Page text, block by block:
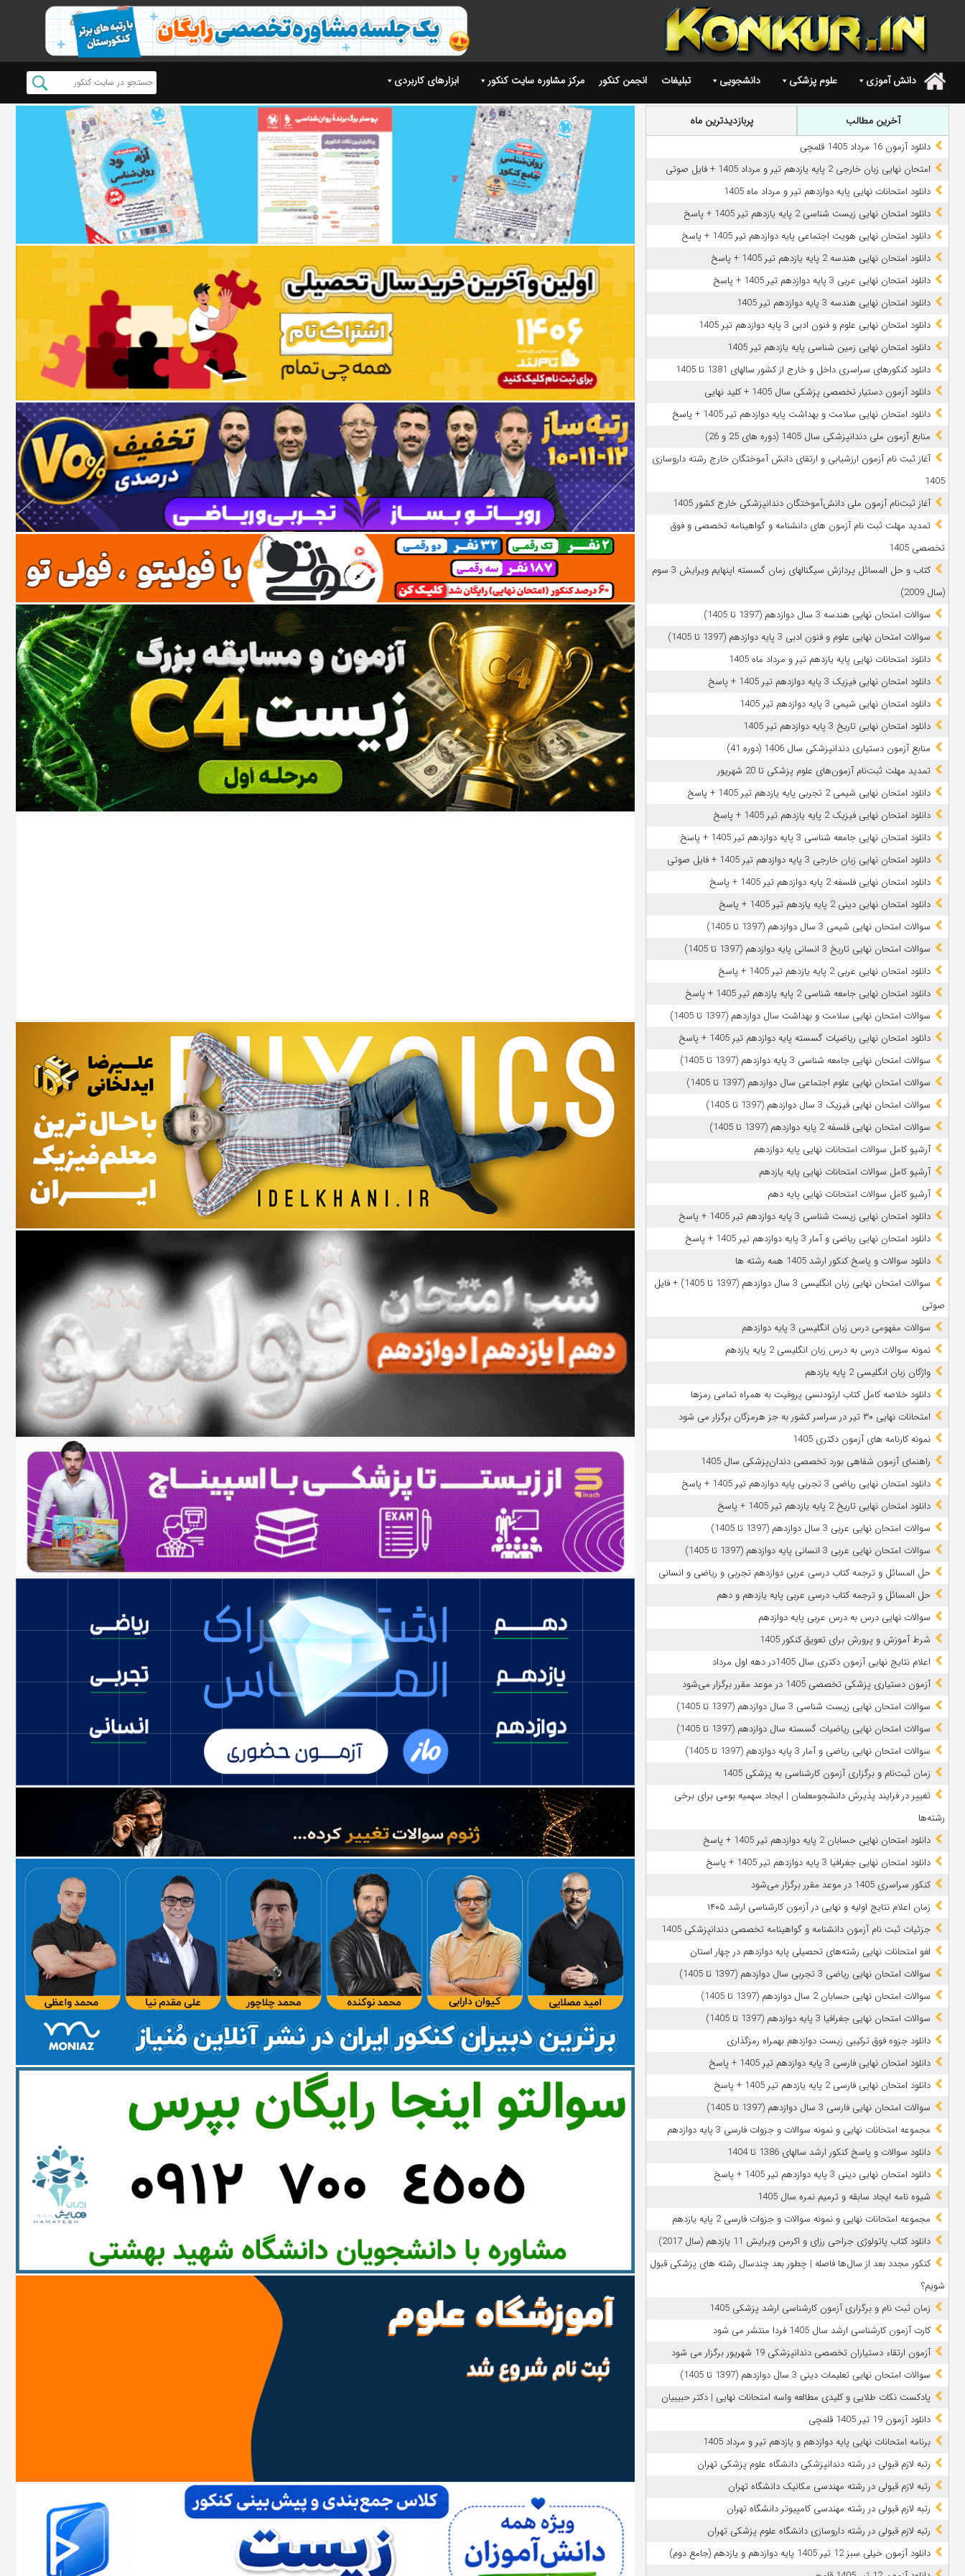
. دانش آموزی علوم پزشکی دانشجویی تبلیغات انجمن کنکور مرکز مشاوره سایت کنکور ابزارهای کاربردی
آخرین مطالب پربازدیدترین ماه
دانلود آزمون 16 مرداد 1405 قلمچی
امتحان نهایی زبان خارجی 2 پایه یازدهم تیر و مرداد 1405 + فایل صوتی
دانلود امتحانات نهایی پایه دوازدهم تیر و مرداد ماه 1405
دانلود امتحان نهایی زیست شناسی 2 پایه یازدهم تیر 1405 + پاسخ
دانلود امتحان نهایی هویت اجتماعی پایه دوازدهم تیر 1405 + پاسخ
دانلود امتحان نهایی هندسه 2 پایه یازدهم تیر 1405 + پاسخ
دانلود امتحان نهایی عربی 3 پایه دوازدهم تیر 1405 + پاسخ
دانلود امتحان نهایی هندسه 3 پایه دوازدهم تیر 1405
دانلود امتحان نهایی علوم و فنون ادبی 3 پایه دوازدهم تیر 1405
دانلود امتحان نهایی زمین شناسی پایه یازدهم تیر 1405
دانلود کنکورهای سراسری داخل و خارج از کشور سالهای 1381 تا 1405
دانلود آزمون دستیار تخصصی پزشکی سال 1405 + کلید نهایی
دانلود امتحان نهایی سلامت و بهداشت پایه دوازدهم تیر 1405 + پاسخ
ﻣﻨﺎﺑﻊ آزﻣﻮن ﻣﻠﯽ دندانپزشکی سال 1405 (دوره های 25 و 26)
آغاز ثبت نام آزمون‌ ارزشیابی و ارتقای دانش آموختگان خارج رشته داروسازی
1405
آغاز ثبت‌نام آزمون ملی دانش‌آموختگان دندانپزشکی خارج کشور 1405
تمدید مهلت ثبت نام آزمون های دانشنامه و گواهینامه تخصصی و فوق
تخصصی 1405
کتاب و حل المسائل پردازش سیگنالهای زمان گسسته اپنهایم ویرایش 3 سوم
(سال 2009)
سوالات امتحان نهایی هندسه 3 سال دوازدهم (1397 تا 1405)
سوالات امتحان نهایی علوم و فنون ادبی 3 پایه دوازدهم (1397 تا 1405)
دانلود امتحانات نهایی پایه یازدهم تیر و مرداد ماه 1405
دانلود امتحان نهایی فیزیک 3 پایه دوازدهم تیر 1405 + پاسخ
دانلود امتحان نهایی شیمی 3 پایه دوازدهم تیر 1405
دانلود امتحان نهایی تاریخ 3 پایه دوازدهم تیر 1405
منابع آزمون دستیاری دندانپزشکی سال 1406 (دوره 41)
تمدید مهلت ثبت‌نام آزمون‌های علوم پزشکی تا 20 شهریور
دانلود امتحان نهایی شیمی 2 تجربی پایه یازدهم تیر 1405 + پاسخ
دانلود امتحان نهایی فیزیک 2 پایه یازدهم تیر 1405 + پاسخ
دانلود امتحان نهایی جامعه شناسی 3 پایه دوازدهم تیر 1405 + پاسخ
دانلود امتحان نهایی زبان خارجی 3 پایه دوازدهم تیر 1405 + فایل صوتی
دانلود امتحان نهایی فلسفه 2 پایه دوازدهم تیر 1405 + پاسخ
دانلود امتحان نهایی دینی 2 پایه یازدهم تیر 1405 + پاسخ
سوالات امتحان نهایی شیمی 3 سال دوازدهم (1397 تا 1405)
سوالات امتحان نهایی تاریخ 3 انسانی پایه دوازدهم (1397 تا 1405)
دانلود امتحان نهایی عربی 2 پایه یازدهم تیر 1405 + پاسخ
دانلود امتحان نهایی جامعه شناسی 2 پایه یازدهم تیر 1405 + پاسخ
سوالات امتحان نهایی سلامت و بهداشت سال دوازدهم (1397 تا 1405)
دانلود امتحان نهایی ریاضیات گسسته پایه دوازدهم تیر 1405 + پاسخ
سوالات امتحان نهایی جامعه شناسی 3 پایه دوازدهم (1397 تا 1405)
سوالات امتحان نهایی علوم اجتماعی سال دوازدهم (1397 تا 1405)
سوالات امتحان نهایی فیزیک 3 سال دوازدهم (1397 تا 1405)
سوالات امتحان نهایی فلسفه 2 پایه دوازدهم (1397 تا 1405)
آرشیو کامل سوالات امتحانات نهایی پایه دوازدهم
آرشیو کامل سوالات امتحانات نهایی پایه یازدهم
آرشیو کامل سوالات امتحانات نهایی پایه دهم
دانلود امتحان نهایی زیست شناسی 3 پایه دوازدهم تیر 1405 + پاسخ
دانلود امتحان نهایی ریاضی و آمار 3 پایه دوازدهم تیر 1405 + پاسخ
دانلود سوالات و پاسخ کنکور ارشد 1405 همه رشته ها
سوالات امتحان نهایی زبان انگلیسی 3 سال دوازدهم (1397 تا 1405) + فایل
صوتی
سوالات مفهومی درس زبان انگلیسی 3 پایه دوازدهم
نمونه سوالات درس به درس زبان انگلیسی 2 پایه یازدهم
واژگان زبان انگلیسی 2 پایه یازدهم
دانلود خلاصه کامل کتاب ارتودنسی پروفیت به همراه تمامی رمزها
امتحانات نهایی ۳۰ تیر در سراسر کشور به جز هرمزگان برگزار می شود
نمونه کارنامه های آزمون دکتری 1405
راهنمای آزمون شفاهی بورد تخصصی دندان‌پزشکی سال 1405
دانلود امتحان نهایی ریاضی 3 تجربی پایه دوازدهم تیر 1405 + پاسخ
دانلود امتحان نهایی تاریخ 2 پایه یازدهم تیر 1405 + پاسخ
سوالات امتحان نهایی عربی 3 سال دوازدهم (1397 تا 1405)
سوالات امتحان نهایی عربی 3 انسانی پایه دوازدهم (1397 تا 1405)
حل المسائل و ترجمه کتاب درسی عربی دوازدهم تجربی و ریاضی و انسانی
حل المسائل و ترجمه کتاب درسی عربی پایه یازدهم و دهم
سوالات نهایی درس به درس عربی پایه دوازدهم
شرط آموزش و پرورش برای تعویق کنکور 1405
اعلام نتایج نهایی آزمون دکتری سال 1405در دهه اول مرداد
آزمون دستیاری پزشکی تخصصی 1405 در موعد مقرر برگزار می‌شود
سوالات امتحان نهایی زیست شناسی 3 سال دوازدهم (1397 تا 1405)
سوالات امتحان نهایی ریاضیات گسسته سال دوازدهم (1397 تا 1405)
سوالات امتحان نهایی ریاضی و آمار 3 پایه دوازدهم (1397 تا 1405)
زمان ثبت‌نام و برگزاری آزمون کارشناسی به پزشکی 1405
تغییر در فرایند پذیرش دانشجومعلمان | ایجاد سهمیه بومی برای برخی
رشته‌ها
دانلود امتحان نهایی حسابان 2 پایه دوازدهم تیر 1405 + پاسخ
دانلود امتحان نهایی جغرافیا 3 پایه دوازدهم تیر 1405 + پاسخ
کنکور سراسری 1405 در موعد مقرر برگزار می‌شود
زمان اعلام نتایج اولیه و نهایی در آزمون کارشناسی ارشد ۱۴۰۵
جزئیات ثبت نام آزمون دانشنامه و گواهینامه تخصصی دندانپزشکی 1405
لغو امتحانات نهایی رشته‌های تحصیلی پایه دوازدهم در چهار استان
سوالات امتحان نهایی ریاضی 3 تجربی سال دوازدهم (1397 تا 1405)
سوالات امتحان نهایی حسابان 2 سال دوازدهم (1397 تا 1405)
سوالات امتحان نهایی جغرافیا 3 پایه دوازدهم (1397 تا 1405)
دانلود جزوه فوق ترکیبی زیست دوازدهم بهمراه رمزگذاری
دانلود امتحان نهایی فارسی 3 پایه دوازدهم تیر 1405 + پاسخ
دانلود امتحان نهایی فارسی 2 پایه یازدهم تیر 1405 + پاسخ
سوالات امتحان نهایی فارسی 3 سال دوازدهم (1397 تا 1405)
مجموعه امتحانات نهایی و نمونه سوالات و جزوات فارسی 3 پایه دوازدهم
دانلود سوالات و پاسخ کنکور ارشد سالهای 1386 تا 1404
دانلود امتحان نهایی دینی 3 پایه دوازدهم تیر 1405 + پاسخ
شیوه نامه ایجاد سابقه و ترمیم نمره سال 1405
مجموعه امتحانات نهایی و نمونه سوالات و جزوات فارسی 2 پایه یازدهم
دانلود کتاب پاتولوژی جراحی رزای و اکرمن ویرایش 11 یازدهم (سال 2017)
کنکور مجدد بعد از سال‌ها فاصله | چطور بعد چندسال رشته‌ های پزشکی قبول
شویم؟
زمان ثبت نام و برگزاری آزمون کارشناسی ارشد پزشکی 1405
کارت آزمون کارشناسی ارشد سال 1405 فردا منتشر می شود
آزمون ارتقاء دستیاران تخصصی دندانپزشکی 19 شهریور برگزار می شود
سوالات امتحان نهایی تعلیمات دینی 3 سال دوازدهم (1397 تا 1405)
پادکست نکات طلایی و کلیدی مطالعه واسه امتحانات نهایی | دکتر حبیبیان
دانلود آزمون 19 تیر 1405 قلمچی
برنامه امتحانات نهایی پایه دوازدهم و یازدهم تیر و مرداد 1405
رتبه لازم قبولی در رشته دندانپزشکی دانشگاه علوم پزشکی تهران
رتبه لازم قبولی در رشته مهندسی مکانیک دانشگاه تهران
رتبه لازم قبولی در رشته مهندسی کامپیوتر دانشگاه تهران
رتبه لازم قبولی در رشته داروسازی دانشگاه علوم پزشکی تهران
دانلود آزمون خیلی سبز 12 تیر 1405 پایه دوازدهم و یازدهم (جامع دوم)